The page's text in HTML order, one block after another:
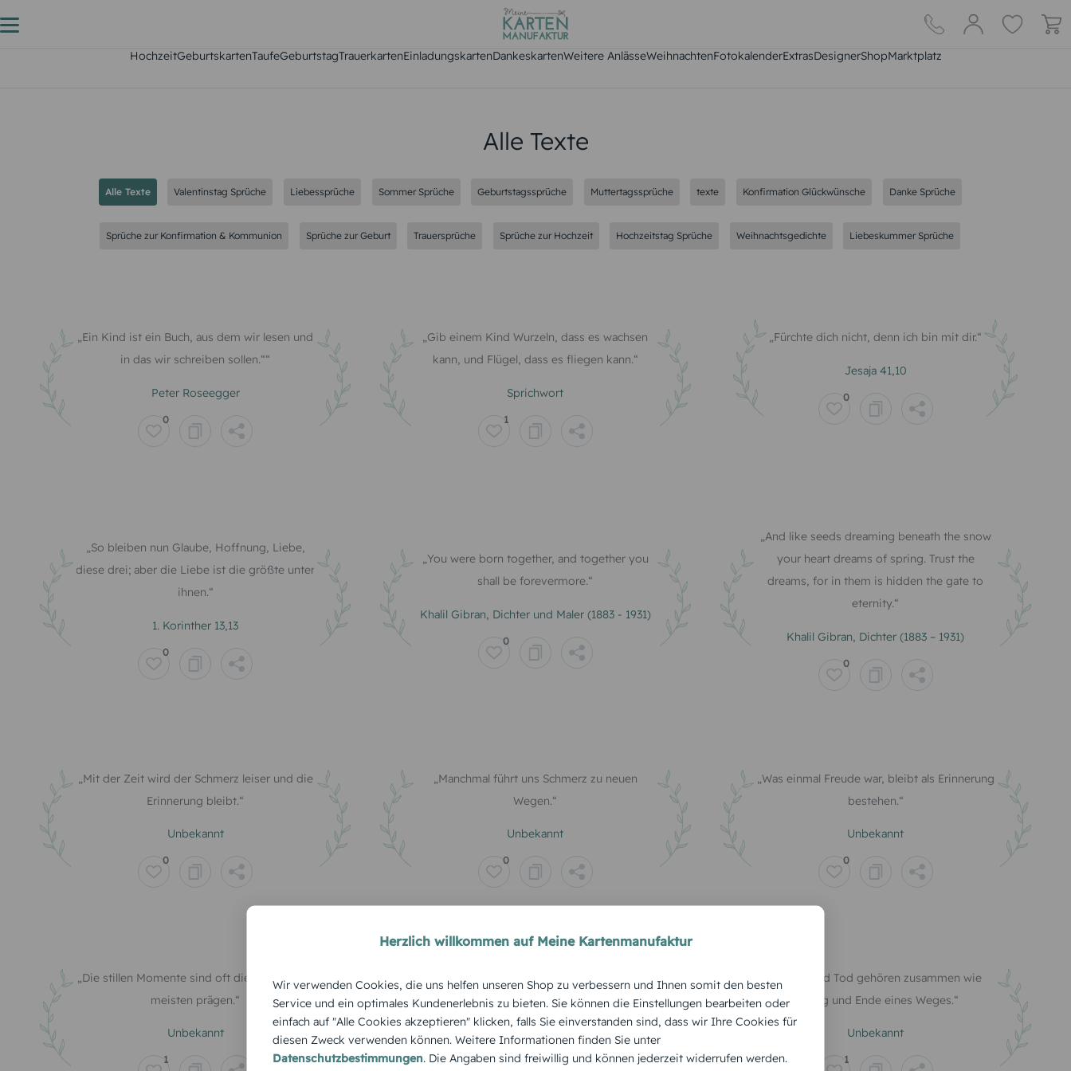
HochzeitGeburtskartenTaufeGeburtstagTrauerkartenEinladungskartenDankeskartenWeitere AnlässeWeihnachtenFotokalenderExtrasDesignerShopMarktplatz
Alle Texte
Alle Texte Valentinstag Sprüche Liebessprüche Sommer Sprüche Geburtstagssprüche Muttertagssprüche texte Konfirmation Glückwünsche Danke Sprüche
Sprüche zur Konfirmation & Kommunion Sprüche zur Geburt Trauersprüche Sprüche zur Hochzeit Hochzeitstag Sprüche Weihnachtsgedichte Liebeskummer Sprüche
Ein Kind ist ein Buch, aus dem wir lesen und
in das wir schreiben sollen.“
Peter Roseegger
0
Gib einem Kind Wurzeln, dass es wachsen
kann, und Flügel, dass es fliegen kann.
Sprichwort
1
Fürchte dich nicht, denn ich bin mit dir.
Jesaja 41,10
0
So bleiben nun Glaube, Hoffnung, Liebe,
diese drei; aber die Liebe ist die größte unter
ihnen.
1. Korinther 13,13
0
You were born together, and together you
shall be forevermore.
Khalil Gibran, Dichter und Maler (1883 - 1931)
0
And like seeds dreaming beneath the snow
your heart dreams of spring. Trust the
dreams, for in them is hidden the gate to
eternity.
Khalil Gibran, Dichter (1883 – 1931)
0
Mit der Zeit wird der Schmerz leiser und die
Erinnerung bleibt.
Unbekannt
0
Manchmal führt uns Schmerz zu neuen
Wegen.
Unbekannt
0
Was einmal Freude war, bleibt als Erinnerung
bestehen.
Unbekannt
0
Die stillen Momente sind oft die, die uns am
meisten prägen.
Unbekannt
1
Sie ist nicht fort – sie ist nur an einem
anderen Ort.
Unbekannt
0
Leben und Tod gehören zusammen wie
Anfang und Ende eines Weges.
Unbekannt
1
Herzlich willkommen auf Meine Kartenmanufaktur
Wir verwenden Cookies, die uns helfen unseren Shop zu verbessern und Ihnen somit den besten
Service und ein optimales Kundenerlebnis zu bieten. Sie können die Einstellungen bearbeiten oder
einfach auf "Alle Cookies akzeptieren" klicken, falls Sie einverstanden sind, dass wir Ihre Cookies für
diesen Zweck verwenden können. Weitere Informationen finden Sie unter
Datenschutzbestimmungen. Die Angaben sind freiwillig und können jederzeit widerrufen werden.